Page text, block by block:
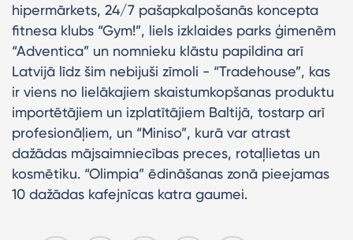
hipermārkets, 24/7 pašapkalpošanās koncepta
fitnesa klubs “Gym!”, liels izklaides parks ģimenēm
“Adventica” un nomnieku klāstu papildina arī
Latvijā līdz šim nebijuši zīmoli - “Tradehouse”, kas
ir viens no lielākajiem skaistumkopšanas produktu
importētājiem un izplatītājiem Baltijā, tostarp arī
profesionāļiem, un “Miniso”, kurā var atrast
dažādas mājsaimniecības preces, rotaļlietas un
kosmētiku. “Olimpia” ēdināšanas zonā pieejamas
10 dažādas kafejnīcas katra gaumei.